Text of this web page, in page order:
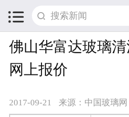

佛山华富达玻璃清
网上报价
2017-09-21 来源：中国玻璃网